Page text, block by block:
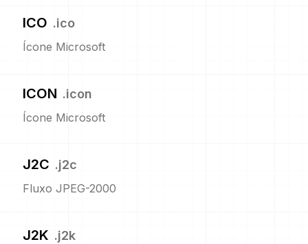
ICO .ico
Ícone Microsoft
ICON .icon
Ícone Microsoft
J2C .j2c
Fluxo JPEG-2000
J2K .j2k